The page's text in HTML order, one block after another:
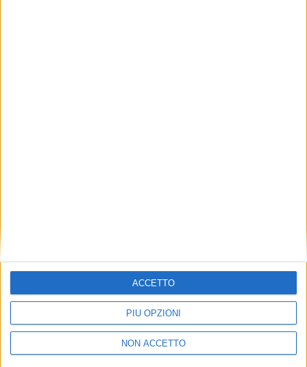
PIÙ OPZIONI
NON ACCETTO
ACCETTO